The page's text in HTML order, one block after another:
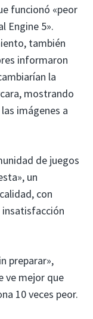
funcionó «peor
Engine 5».
también
informaron
la
mostrando
imágenes a
de juegos
un
con
insatisfacción
preparar»,
ve mejor que
10 veces peor.